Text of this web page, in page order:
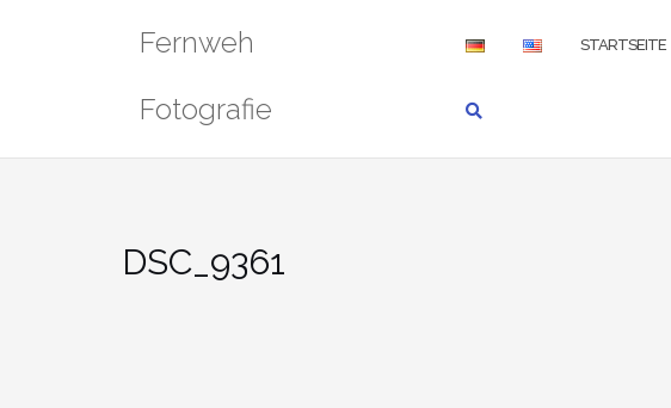
Fernweh
Fotografie
STARTSEITE
DSC_9361